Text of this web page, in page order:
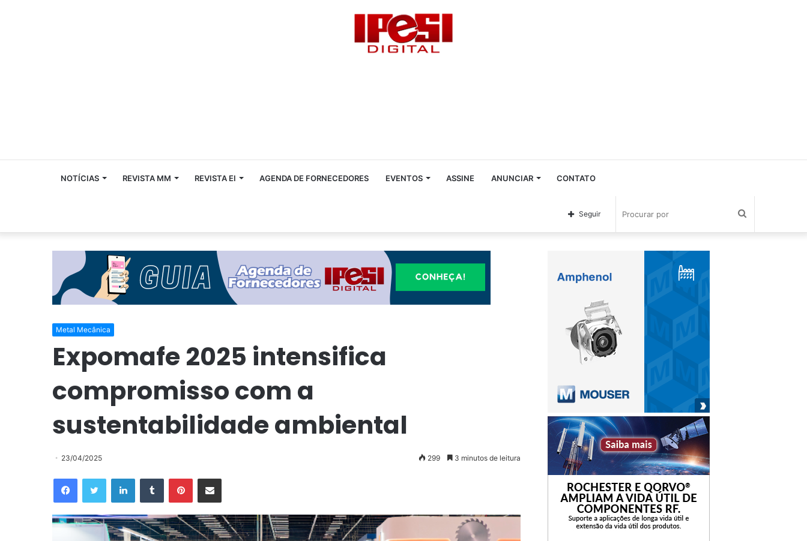
NOTÍCIAS REVISTA MM REVISTA EI AGENDA DE FORNECEDORES EVENTOS ASSINE ANUNCIAR CONTATO
Seguir
Metal Mecânica
Expomafe 2025 intensifica
compromisso com a
sustentabilidade ambiental
23/04/2025 299 3 minutos de leitura